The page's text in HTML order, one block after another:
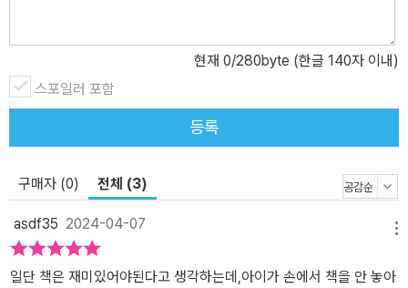
의 지혜가 가득 담겨 있어요. 속담을 배우는 것은 마치 어린이 자기계
발서를 읽는 것과 같습니다. 속담으로 우리 조상의 삶을 더 잘 이해하
는 동시에 그 속에 녹아 있는 지혜와 슬기까지 엿볼 수 있답니다. 초등
학생이 꼭 알아야 할 중요 속담 위주로 구성했어요 일상생활과 초등
속담에도 상황에 따라 여러 가지 뉘앙스가 있을 수 있기 때문에 이 책
에는 가장 대표적인 뜻풀이를 실었어요. 지금까지 몰랐거나 두루뭉술
하게만 알고 넘어갔던 속담의 정확한 뜻을 깨닫는 재미를 느껴 보세
요. 또 네 칸 만화 하단에는 비슷한 속담, 사자성어 등을 따로 정리해
놓아서 학습자료로도 손색이 없답니다. 책 마지막에 ‘찾아보기’ 코너
현재 0/280byte (한글 140자 이내)
스포일러 포함
등록
구매자 (0) 전체 (3)
asdf35 2024-04-07
일단 책은 재미있어야된다고 생각하는데,아이가 손에서 책을 안 놓아